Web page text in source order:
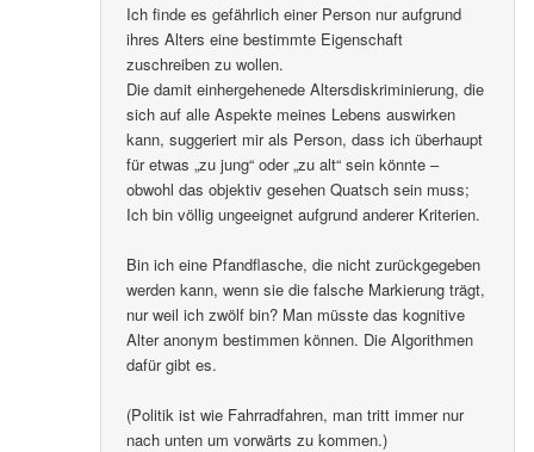
Ich finde es gefährlich einer Person nur aufgrund
ihres Alters eine bestimmte Eigenschaft
zuschreiben zu wollen.
Die damit einhergehenede Altersdiskriminierung, die
sich auf alle Aspekte meines Lebens auswirken
kann, suggeriert mir als Person, dass ich überhaupt
für etwas „zu jung“ oder „zu alt“ sein könnte –
obwohl das objektiv gesehen Quatsch sein muss;
Ich bin völlig ungeeignet aufgrund anderer Kriterien.
Bin ich eine Pfandflasche, die nicht zurückgegeben
werden kann, wenn sie die falsche Markierung trägt,
nur weil ich zwölf bin? Man müsste das kognitive
Alter anonym bestimmen können. Die Algorithmen
dafür gibt es.
(Politik ist wie Fahrradfahren, man tritt immer nur
nach unten um vorwärts zu kommen.)